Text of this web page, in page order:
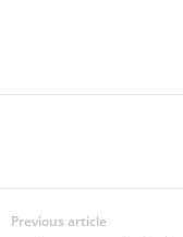
Previous article